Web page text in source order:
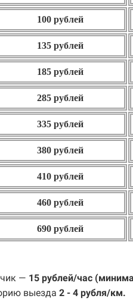
100 рублей
135 рублей
185 рублей
285 рублей
335 рублей
380 рублей
410 рублей
460 рублей
690 рублей
— 15 рублей/час
выезда 2 - 4 рубля/км.